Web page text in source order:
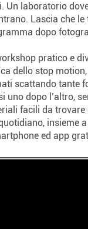
Un laboratorio
Lascia che le
dopo
pratico e
dello stop
scattando tante
uno dopo l’altro,
facili da trovare
insieme
ed app